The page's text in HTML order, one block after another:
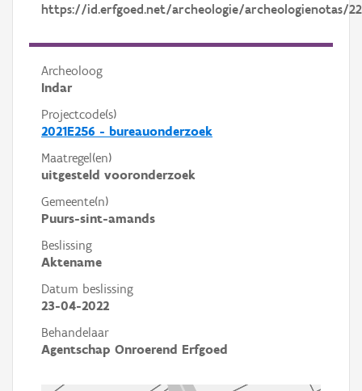
https://id.erfgoed.net/archeologie/archeologienotas/
Archeoloog
Indar
Projectcode(s)
2021E256 - bureauonderzoek
Maatregel(en)
uitgesteld vooronderzoek
Gemeente(n)
Puurs-sint-amands
Beslissing
Aktename
Datum beslissing
23-04-2022
Behandelaar
Agentschap Onroerend Erfgoed